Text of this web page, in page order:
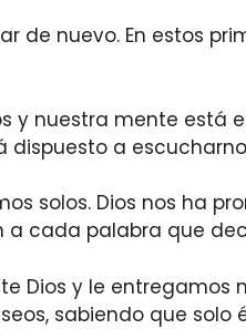
de nuevo. En estos
y nuestra mente está
dispuesto a
solos. Dios nos ha
a cada palabra que
Dios y le
sabiendo que solo